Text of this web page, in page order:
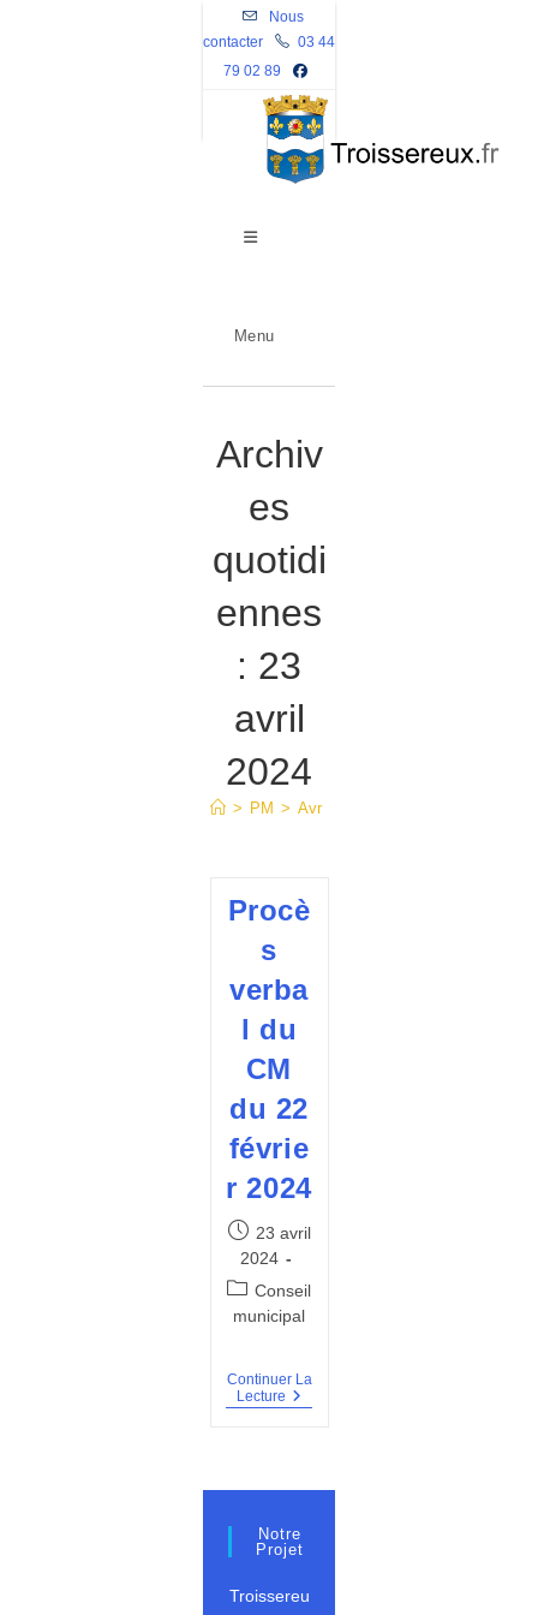
Skip
to
content
Nous
contacter
03 44
79 02 89
Menu
Archiv
es
quotidi
ennes
: 23
avril
2024
> PM > Avr
Procè
s
verba
l du
CM
du 22
févrie
r 2024
Publication
publiée :
23 avril
2024
Post
category:
Conseil
municipal
Continuer La
Lecture Procès
22
2024
Notre
Projet
Troissereu